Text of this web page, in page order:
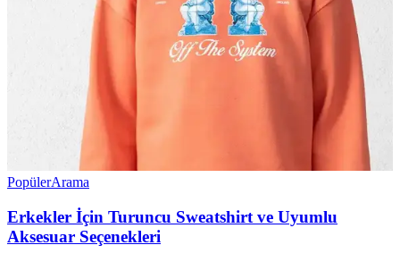
PopülerArama
Erkekler İçin Turuncu Sweatshirt ve Uyumlu
Aksesuar Seçenekleri